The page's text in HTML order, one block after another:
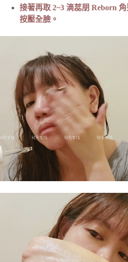
接著再取 2~3 滴蕊朋 Reborn
按壓全臉。